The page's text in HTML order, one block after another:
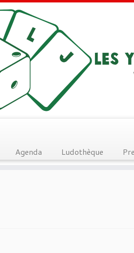
Agenda Ludothèque